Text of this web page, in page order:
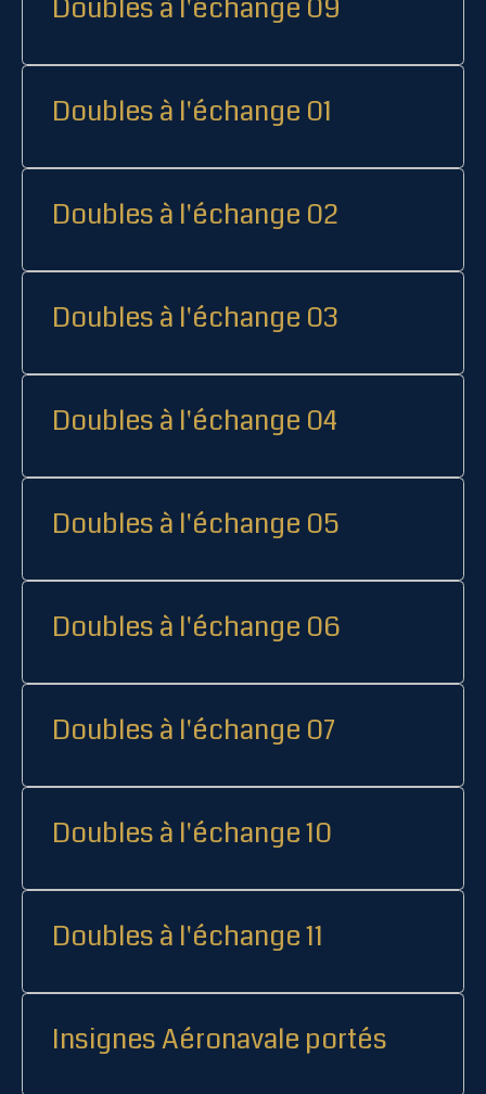
Doubles à l'échange 09
Doubles à l'échange 01
Doubles à l'échange 02
Doubles à l'échange 03
Doubles à l'échange 04
Doubles à l'échange 05
Doubles à l'échange 06
Doubles à l'échange 07
Doubles à l'échange 10
Doubles à l'échange 11
Insignes Aéronavale portés